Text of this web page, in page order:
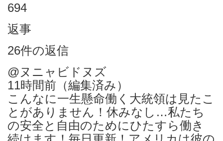
694
返事
26件の返信
@ヌニャビドヌズ
11時間前（編集済み）
こんなに一生懸命働く大統領は見たこ
とがありません！休みなし…私たち
の安全と自由のためにひたすら働き